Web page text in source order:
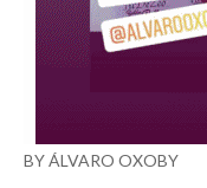
BY ÁLVARO OXOBY